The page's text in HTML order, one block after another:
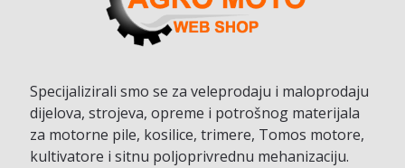
Specijalizirali smo se za veleprodaju i maloprodaju
dijelova, strojeva, opreme i potrošnog materijala
za motorne pile, kosilice, trimere, Tomos motore,
kultivatore i sitnu poljoprivrednu mehanizaciju.